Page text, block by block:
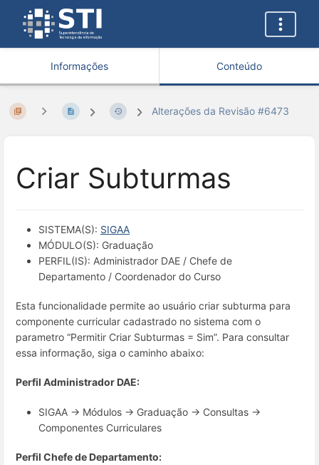
Informações Conteúdo
Alterações da Revisão #6473
Criar Subturmas
SISTEMA(S): SIGAA
MÓDULO(S): Graduação
PERFIL(IS): Administrador DAE / Chefe de
Departamento / Coordenador do Curso
Esta funcionalidade permite ao usuário criar subturma para
componente curricular cadastrado no sistema com o
parametro “Permitir Criar Subturmas = Sim”. Para consultar
essa informação, siga o caminho abaixo:
Perfil Administrador DAE:
SIGAA → Módulos → Graduação → Consultas →
Componentes Curriculares
Perfil Chefe de Departamento: